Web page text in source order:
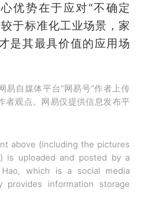
优势在于应对“不确定
于标准化工业场景，家
是其最具价值的应用场
易自媒体平台“网易号”作者上传
者观点。网易仅提供信息发布平
above (including the pictures
is uploaded and posted by a
which is a social media
provides information storage